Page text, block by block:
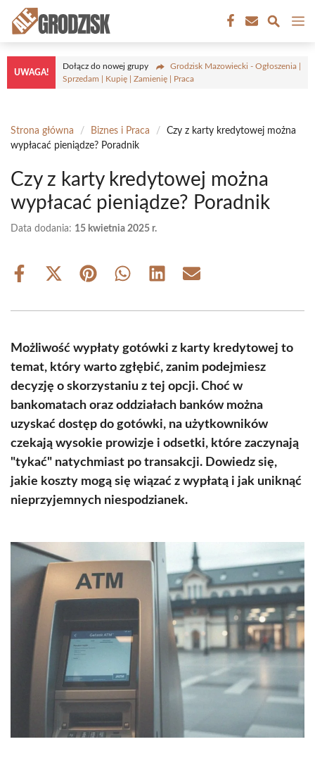
Przejdź
treści
UWAGA!
Dołącz do nowej grupy
Grodzisk Mazowiecki - Ogłoszenia |
Sprzedam | Kupię | Zamienię | Praca
Strona główna / Biznes i Praca /
Czy z karty kredytowej można
wypłacać pieniądze? Poradnik
Czy z karty kredytowej można
wypłacać pieniądze? Poradnik
Data dodania: 15 kwietnia 2025 r.
Share
Share
(Twitter)
Share Share Share Share
Możliwość wypłaty gotówki z karty kredytowej to
temat, który warto zgłębić, zanim podejmiesz
decyzję o skorzystaniu z tej opcji. Choć w
bankomatach oraz oddziałach banków można
uzyskać dostęp do gotówki, na użytkowników
czekają wysokie prowizje i odsetki, które zaczynają
"tykać" natychmiast po transakcji. Dowiedz się,
jakie koszty mogą się wiązać z wypłatą i jak uniknąć
nieprzyjemnych niespodzianek.